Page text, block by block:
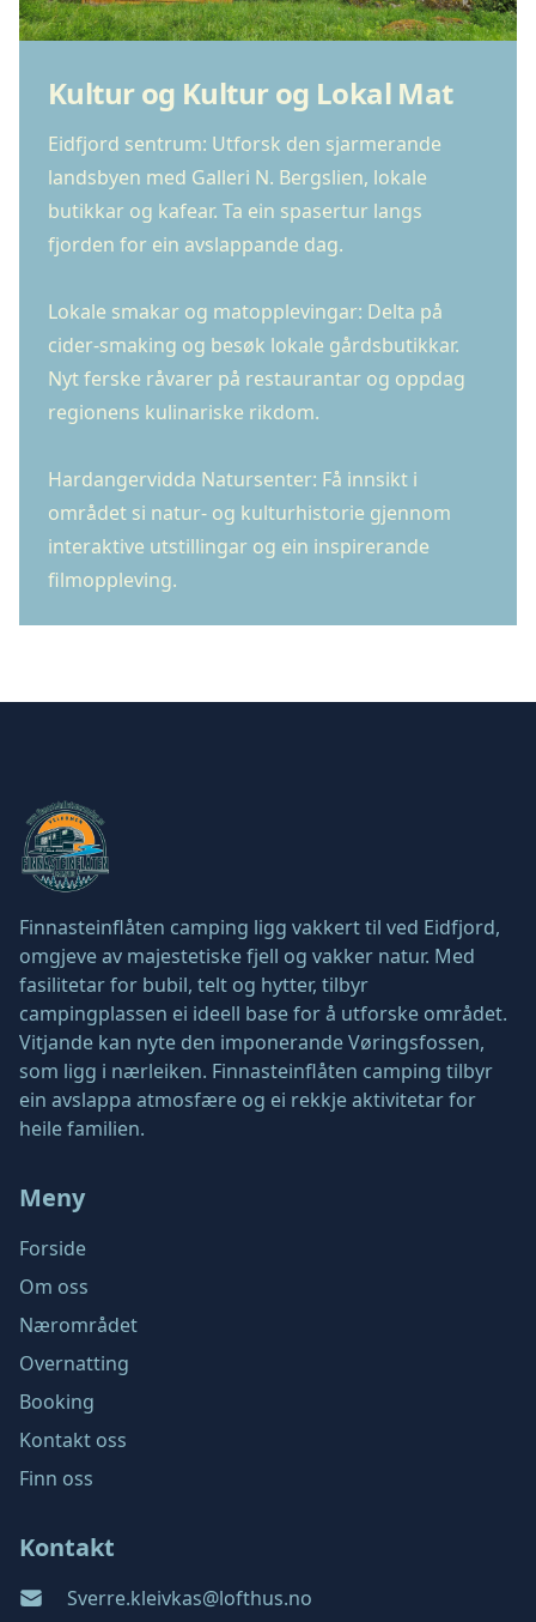
Kultur og Kultur og Lokal Mat
Eidfjord sentrum: Utforsk den sjarmerande
landsbyen med Galleri N. Bergslien, lokale
butikkar og kafear. Ta ein spasertur langs
fjorden for ein avslappande dag.
Lokale smakar og matopplevingar: Delta på
cider-smaking og besøk lokale gårdsbutikkar.
Nyt ferske råvarer på restaurantar og oppdag
regionens kulinariske rikdom.
Hardangervidda Natursenter: Få innsikt i
området si natur- og kulturhistorie gjennom
interaktive utstillingar og ein inspirerande
filmoppleving.
Finnasteinflåten camping ligg vakkert til ved Eidfjord,
omgjeve av majestetiske fjell og vakker natur. Med
fasilitetar for bubil, telt og hytter, tilbyr
campingplassen ei ideell base for å utforske området.
Vitjande kan nyte den imponerande Vøringsfossen,
som ligg i nærleiken. Finnasteinflåten camping tilbyr
ein avslappa atmosfære og ei rekkje aktivitetar for
heile familien.
Meny
Forside
Om oss
Nærområdet
Overnatting
Booking
Kontakt oss
Finn oss
Kontakt
Sverre.kleivkas@lofthus.no